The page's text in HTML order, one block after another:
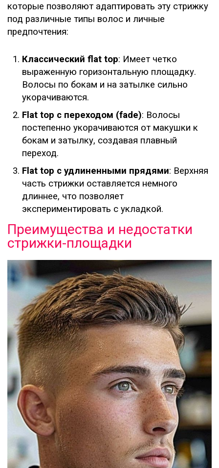
которые позволяют адаптировать эту стрижку
под различные типы волос и личные
предпочтения:
Классический flat top: Имеет четко
выраженную горизонтальную площадку.
Волосы по бокам и на затылке сильно
укорачиваются.
Flat top с переходом (fade): Волосы
постепенно укорачиваются от макушки к
бокам и затылку, создавая плавный
переход.
Flat top с удлиненными прядями: Верхняя
часть стрижки оставляется немного
длиннее, что позволяет
экспериментировать с укладкой.
Преимущества и недостатки
стрижки-площадки